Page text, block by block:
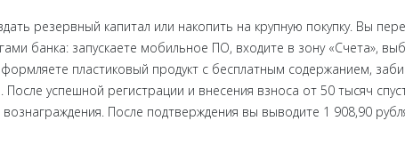
резервный капитал или накопить на крупную покупку. Вы
банка: запускаете мобильное ПО, входите в зону «Счета»,
пластиковый продукт с бесплатным содержанием,
успешной регистрации и внесения взноса от 50 тысяч
После подтверждения вы выводите 1 908,90